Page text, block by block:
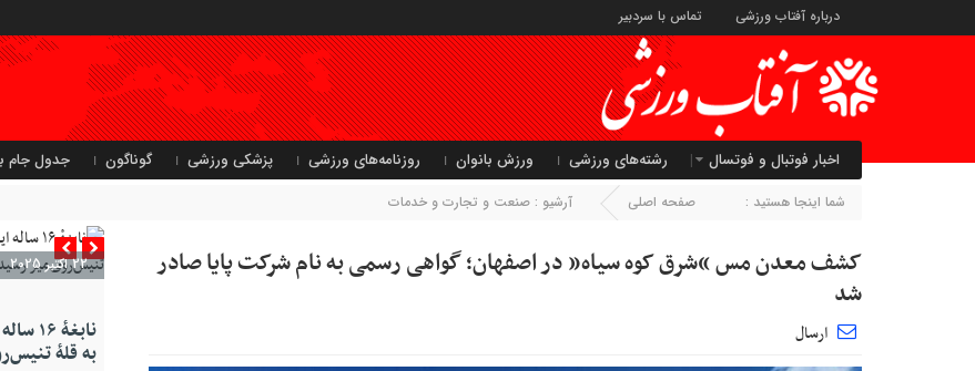
درباره آفتاب ورزشی تماس با سردبیر
اخبار فوتبال و فوتسال رشته‌های ورزشی ورزش بانوان روزنامه‌های ورزشی پزشکی ورزشی گوناگون جدول جام
شما اینجا هستید : صفحه اصلی آرشیو : صنعت و تجارت و خدمات
کشف معدن مس “شرق کوه سیاه” در اصفهان؛ گواهی رسمی به نام شرکت پایا صادر
شد
ارسال
22 اکتبر 2025
به قلهٔ